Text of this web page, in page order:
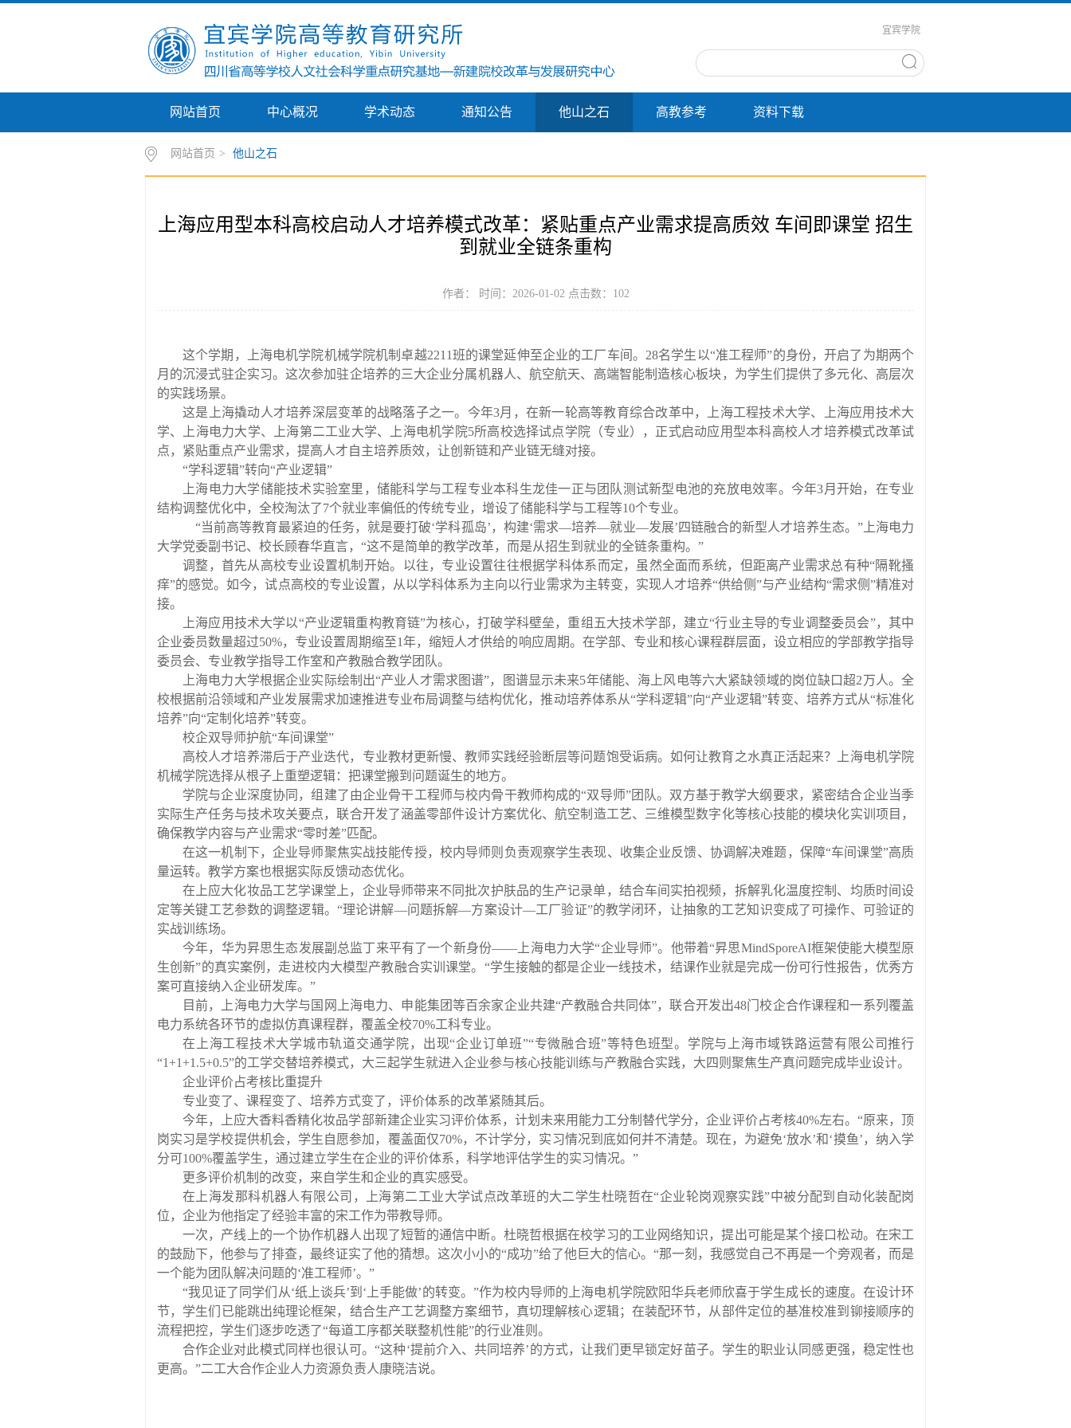
宜宾学院
网站首页 中心概况 学术动态 通知公告 他山之石 高教参考 资料下载
网站首页 > 他山之石
上海应用型本科高校启动人才培养模式改革：紧贴重点产业需求提高质效 车间即课堂 招生
到就业全链条重构
作者： 时间：2026-01-02 点击数： 102
这个学期，上海电机学院机械学院机制卓越2211班的课堂延伸至企业的工厂车间。 28名学生以“准工程师”的身份，开启了为期两个
月的沉浸式驻企实习。这次参加驻企培养的三大企业分属机器人、航空航天、高端智能制造核心板块，为学生们提供了多元化、高层次
的实践场景。
这是上海撬动人才培养深层变革的战略落子之一。今年3月，在新一轮高等教育综合改革中，上海工程技术大学、上海应用技术大
学、上海电力大学、上海第二工业大学、上海电机学院5所高校选择试点学院（专业），正式启动应用型本科高校人才培养模式改革试
点，紧贴重点产业需求，提高人才自主培养质效，让创新链和产业链无缝对接。
“学科逻辑”转向“产业逻辑”
上海电力大学储能技术实验室里，储能科学与工程专业本科生龙佳一正与团队测试新型电池的充放电效率。今年3月开始，在专业
结构调整优化中，全校淘汰了7个就业率偏低的传统专业，增设了储能科学与工程等10个专业。
“当前高等教育最紧迫的任务，就是要打破‘学科孤岛’ ，构建‘需求—培养—就业—发展’四链融合的新型人才培养生态。 ”上海电力
大学党委副书记、校长顾春华直言， “这不是简单的教学改革，而是从招生到就业的全链条重构。 ”
调整，首先从高校专业设置机制开始。以往，专业设置往往根据学科体系而定，虽然全面而系统，但距离产业需求总有种“隔靴搔
痒”的感觉。如今，试点高校的专业设置，从以学科体系为主向以行业需求为主转变，实现人才培养“供给侧”与产业结构“需求侧”精准对
接。
上海应用技术大学以“产业逻辑重构教育链”为核心，打破学科壁垒，重组五大技术学部，建立“行业主导的专业调整委员会”，其中
企业委员数量超过50%，专业设置周期缩至1年，缩短人才供给的响应周期。在学部、专业和核心课程群层面，设立相应的学部教学指导
委员会、专业教学指导工作室和产教融合教学团队。
上海电力大学根据企业实际绘制出“产业人才需求图谱”，图谱显示未来5年储能、海上风电等六大紧缺领域的岗位缺口超2万人。全
校根据前沿领域和产业发展需求加速推进专业布局调整与结构优化，推动培养体系从“学科逻辑”向“产业逻辑”转变、培养方式从“标准化
培养”向“定制化培养”转变。
校企双导师护航“车间课堂”
高校人才培养滞后于产业迭代，专业教材更新慢、教师实践经验断层等问题饱受诟病。如何让教育之水真正活起来？上海电机学院
机械学院选择从根子上重塑逻辑：把课堂搬到问题诞生的地方。
学院与企业深度协同，组建了由企业骨干工程师与校内骨干教师构成的“双导师”团队。双方基于教学大纲要求，紧密结合企业当季
实际生产任务与技术攻关要点，联合开发了涵盖零部件设计方案优化、航空制造工艺、三维模型数字化等核心技能的模块化实训项目，
确保教学内容与产业需求“零时差”匹配。
在这一机制下，企业导师聚焦实战技能传授，校内导师则负责观察学生表现、收集企业反馈、协调解决难题，保障“车间课堂”高质
量运转。教学方案也根据实际反馈动态优化。
在上应大化妆品工艺学课堂上，企业导师带来不同批次护肤品的生产记录单，结合车间实拍视频，拆解乳化温度控制、均质时间设
定等关键工艺参数的调整逻辑。 “理论讲解—问题拆解—方案设计—工厂验证”的教学闭环，让抽象的工艺知识变成了可操作、可验证的
实战训练场。
今年，华为昇思生态发展副总监丁来平有了一个新身份—— 上海电力大学“企业导师”。他带着“昇思MindSporeAI框架使能大模型原
生创新”的真实案例，走进校内大模型产教融合实训课堂。 “学生接触的都是企业一线技术，结课作业就是完成一份可行性报告，优秀方
案可直接纳入企业研发库。 ”
目前，上海电力大学与国网上海电力、申能集团等百余家企业共建“产教融合共同体”，联合开发出48门校企合作课程和一系列覆盖
电力系统各环节的虚拟仿真课程群，覆盖全校70%工科专业。
在上海工程技术大学城市轨道交通学院，出现“企业订单班”“专微融合班”等特色班型。学院与上海市域铁路运营有限公司推行
“1+1+1.5+0.5”的工学交替培养模式，大三起学生就进入企业参与核心技能训练与产教融合实践，大四则聚焦生产真问题完成毕业设计。
企业评价占考核比重提升
专业变了、课程变了、培养方式变了，评价体系的改革紧随其后。
今年，上应大香料香精化妆品学部新建企业实习评价体系，计划未来用能力工分制替代学分，企业评价占考核40%左右。 “原来，顶
岗实习是学校提供机会，学生自愿参加，覆盖面仅70%，不计学分，实习情况到底如何并不清楚。现在，为避免‘放水’和‘摸鱼’ ，纳入学
分可100%覆盖学生，通过建立学生在企业的评价体系，科学地评估学生的实习情况。 ”
更多评价机制的改变，来自学生和企业的真实感受。
在上海发那科机器人有限公司，上海第二工业大学试点改革班的大二学生杜晓哲在“企业轮岗观察实践”中被分配到自动化装配岗
位，企业为他指定了经验丰富的宋工作为带教导师。
一次，产线上的一个协作机器人出现了短暂的通信中断。杜晓哲根据在校学习的工业网络知识，提出可能是某个接口松动。在宋工
的鼓励下，他参与了排查，最终证实了他的猜想。这次小小的“成功”给了他巨大的信心。 “那一刻，我感觉自己不再是一个旁观者，而是
一个能为团队解决问题的‘准工程师’。 ”
“我见证了同学们从‘纸上谈兵’到 ‘ 上手能做’的转变。 ”作为校内导师的上海电机学院欧阳华兵老师欣喜于学生成长的速度。在设计环
节，学生们已能跳出纯理论框架，结合生产工艺调整方案细节，真切理解核心逻辑；在装配环节，从部件定位的基准校准到铆接顺序的
流程把控，学生们逐步吃透了“每道工序都关联整机性能”的行业准则。
合作企业对此模式同样也很认可。“这种‘提前介入、共同培养’的方式，让我们更早锁定好苗子。学生的职业认同感更强，稳定性也
更高。 ”二工大合作企业人力资源负责人康晓洁说。